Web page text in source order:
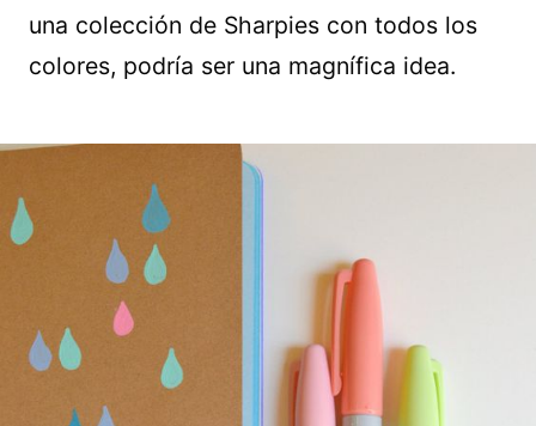
una colección de Sharpies con todos los
colores, podría ser una magnífica idea.